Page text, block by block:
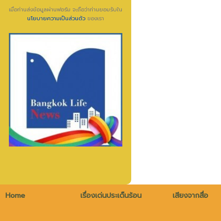
เมื่อท่านส่งข้อมูลผ่านฟอร์ม จะถือว่าท่านยอมรับใน
นโยบายความเป็นส่วนตัว ของเรา
Home เรื่องเด่นประเด็นร้อน เสียงจากสื่อ